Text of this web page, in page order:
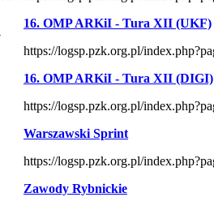
16. OMP ARKiI - Tura XII (UKF)
https://logsp.pzk.org.pl/
16. OMP ARKiI - Tura XII (DIGI)
https://logsp.pzk.org.pl/
Warszawski Sprint
https://logsp.pzk.org.pl/
Zawody Rybnickie